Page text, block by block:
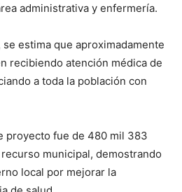
administrativa y enfermería.
se estima que aproximadamente
recibiendo atención médica de
a toda la población con
proyecto fue de 480 mil 383
municipal, demostrando
local por mejorar la